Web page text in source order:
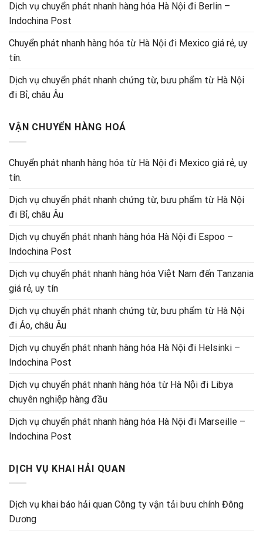
Dịch vụ chuyển phát nhanh hàng hóa Hà Nội đi Berlin –
Indochina Post
Chuyển phát nhanh hàng hóa từ Hà Nội đi Mexico giá rẻ, uy
tín.
Dịch vụ chuyển phát nhanh chứng từ, bưu phẩm từ Hà Nội
đi Bỉ, châu Âu
VẬN CHUYỂN HÀNG HOÁ
Chuyển phát nhanh hàng hóa từ Hà Nội đi Mexico giá rẻ, uy
tín.
Dịch vụ chuyển phát nhanh chứng từ, bưu phẩm từ Hà Nội
đi Bỉ, châu Âu
Dịch vụ chuyển phát nhanh hàng hóa Hà Nội đi Espoo –
Indochina Post
Dịch vụ chuyển phát nhanh hàng hóa Việt Nam đến Tanzania
giá rẻ, uy tín
Dịch vụ chuyển phát nhanh chứng từ, bưu phẩm từ Hà Nội
đi Áo, châu Âu
Dịch vụ chuyển phát nhanh hàng hóa Hà Nội đi Helsinki –
Indochina Post
Dịch vụ chuyển phát nhanh hàng hóa từ Hà Nội đi Libya
chuyên nghiệp hàng đầu
Dịch vụ chuyển phát nhanh hàng hóa Hà Nội đi Marseille –
Indochina Post
DỊCH VỤ KHAI HẢI QUAN
Dịch vụ khai báo hải quan Công ty vận tải bưu chính Đông
Dương